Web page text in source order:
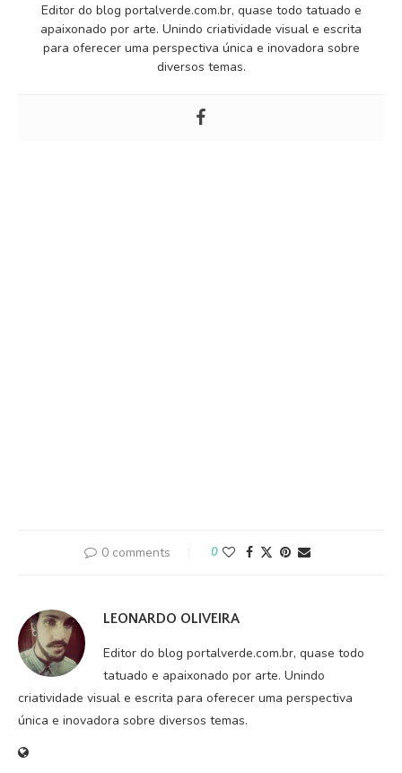
Editor do blog portalverde.com.br, quase todo tatuado e
apaixonado por arte. Unindo criatividade visual e escrita
para oferecer uma perspectiva única e inovadora sobre
diversos temas.
0 comments 0
LEONARDO OLIVEIRA
Editor do blog portalverde.com.br, quase todo
tatuado e apaixonado por arte. Unindo
criatividade visual e escrita para oferecer uma perspectiva
única e inovadora sobre diversos temas.